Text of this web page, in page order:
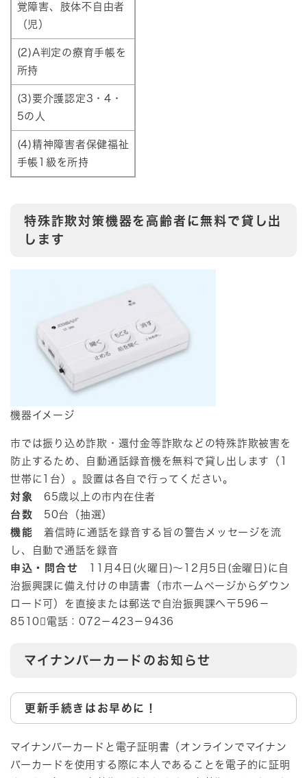
覚障害、肢体不自由者
（児）
(2)A判定の療育手帳を
所持
(3)要介護認定3・4・
5の人
(4)精神障害者保健福祉
手帳1級を所持
特殊詐欺対策機器を高齢者に無料で貸し出
します
機器イメージ
市では振り込め詐欺・還付金等詐欺などの特殊詐欺被害を
防止するため、自動通話録音機を無料で貸し出します（1
世帯に1台）。設置は各自で行ってください。
対象
65歳以上の市内在住者
台数 50台（抽選）
機能 着信時に通話を録音する旨の警告メッセージを流
し、自動で通話を録音
申込・問合せ 11月4日(火曜日)～12月5日(金曜日)に自
治振興課に備え付けの申請書（市ホームページからダウン
ロード可）を直接または郵送で自治振興課へ〒596－
8510電話：072－423－9436
マイナンバーカードのお知らせ
更新手続きはお早めに！
マイナンバーカードと電子証明書（オンラインでマイナン
バーカードを使用する際に本人であることを電子的に証明